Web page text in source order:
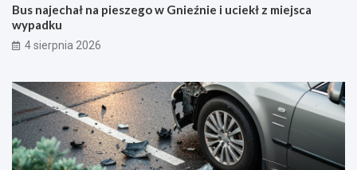
Bus najechał na pieszego w Gnieźnie i uciekł z miejsca
wypadku
4 sierpnia 2026